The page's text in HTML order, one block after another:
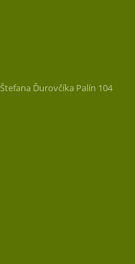
Ďurovčíka Palín 104